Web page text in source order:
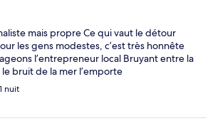
mais propre Ce qui vaut le détour
les gens modestes, c’est très honnête
l’entrepreneur local Bruyant entre la
bruit de la mer l’emporte
nuit